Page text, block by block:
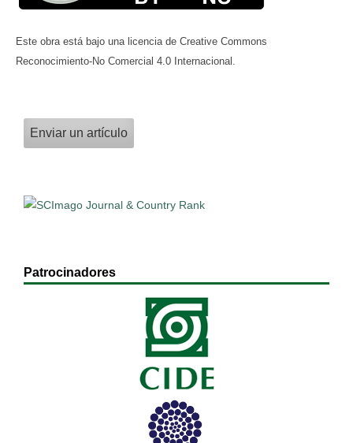
Este obra está bajo una licencia de Creative Commons
Reconocimiento-No Comercial 4.0 Internacional.
Enviar un artículo
Patrocinadores